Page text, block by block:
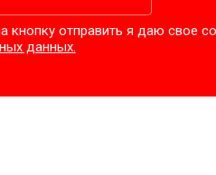
кнопку отправить я даю свое
данных.